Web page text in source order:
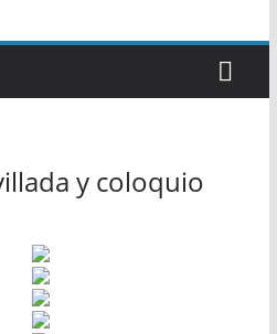
y coloquio